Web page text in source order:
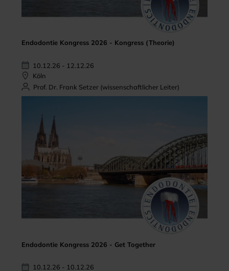
Endodontie Kongress 2026 - Kongress (Theorie)
10.12.26 - 12.12.26
Köln
Prof. Dr. Frank Setzer (wissenschaftlicher Leiter)
Endodontie Kongress 2026 - Get Together
10.12.26 - 10.12.26